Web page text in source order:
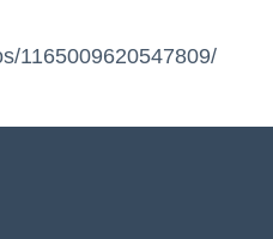
1165009620547809/